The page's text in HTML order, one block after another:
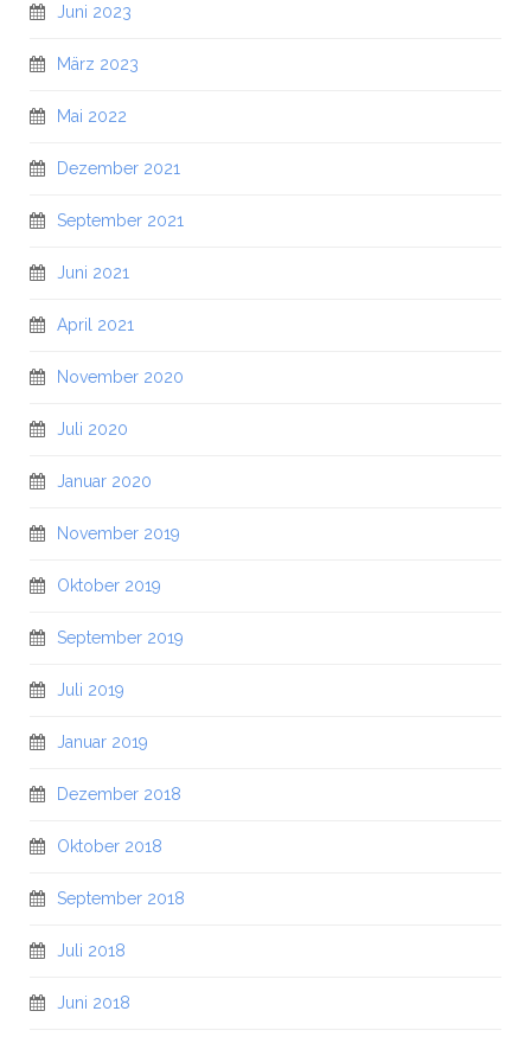
Juni 2023
März 2023
Mai 2022
Dezember 2021
September 2021
Juni 2021
April 2021
November 2020
Juli 2020
Januar 2020
November 2019
Oktober 2019
September 2019
Juli 2019
Januar 2019
Dezember 2018
Oktober 2018
September 2018
Juli 2018
Juni 2018